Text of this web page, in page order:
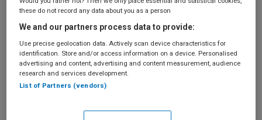
Welk abonnement heb ik?
(abonnementsvormen)
Looptijd en voorwaarden
these do not record any data about you as a person
We and our partners process data to provide:
Use precise geolocation data. Actively scan device characteristics for
identification. Store and/or access information on a device. Personalised
advertising and content, advertising and content measurement, audience
research and services development.
List of Partners (vendors)